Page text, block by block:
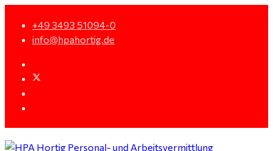
+49 3493 51094-0
info@hpahortig.de